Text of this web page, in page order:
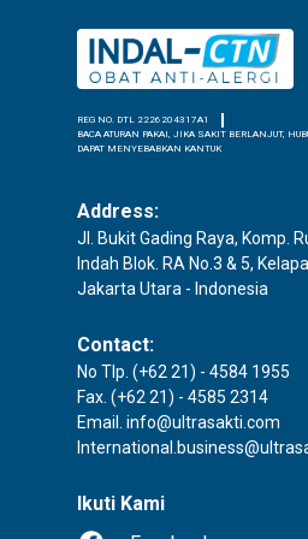
REG NO. DTL 2226204317A1
BACA ATURAN PAKAI, JIKA SAKIT BERLANJUT,
DAPAT MENYEBABKAN KANTUK
Address:
Jl. Bukit Gading Raya, Komp.
Indah Blok. RA No.3 & 5,
Jakarta Utara - Indonesia
Contact:
No Tlp. (+62 21) - 4584 1955
Fax. (+62 21) - 4585 2314
Email. info@ultrasakti.com
Ikuti Kami